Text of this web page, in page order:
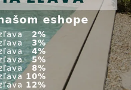
iGarden Aquagem Mr.Pure
Medium solinátor MPS22 - pH
DOPRAVA
ZDARMA
EXTRA
ZĽAVA